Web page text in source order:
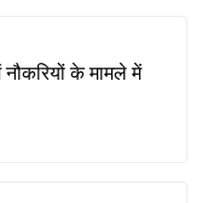
के मामले में